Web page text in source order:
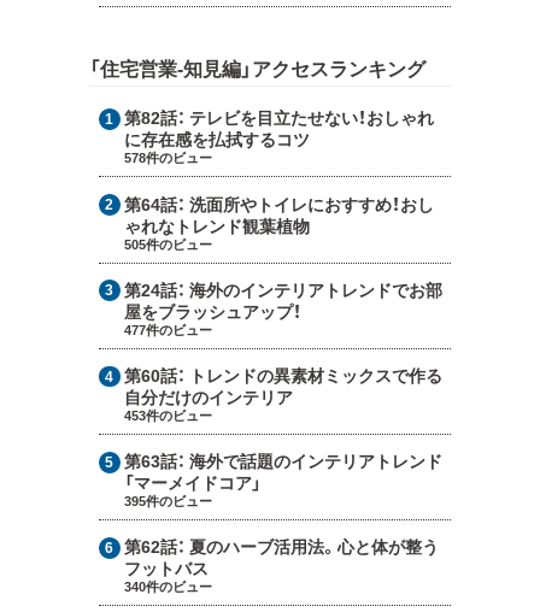
「住宅営業-知見編」アクセスランキング
第82話： テレビを目立たせない！おしゃれ
に存在感を払拭するコツ
578件のビュー
第64話：洗面所やトイレにおすすめ！おし
ゃれなトレンド観葉植物
505件のビュー
第24話：海外のインテリアトレンドでお部
屋をブラッシュアップ！
477件のビュー
第60話： トレンドの異素材ミックスで作る
自分だけのインテリア
453件のビュー
第63話：海外で話題のインテリアトレンド
「マーメイドコア」
395件のビュー
第62話：夏のハーブ活用法。心と体が整う
フットバス
340件のビュー